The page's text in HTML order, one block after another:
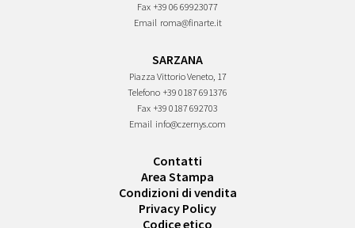
Fax +39 06 69923077
Email roma@finarte.it
SARZANA
Piazza Vittorio Veneto, 17
Telefono +39 0187 691376
Fax +39 0187 692703
Email info@czernys.com
Contatti
Area Stampa
Condizioni di vendita
Privacy Policy
Codice etico